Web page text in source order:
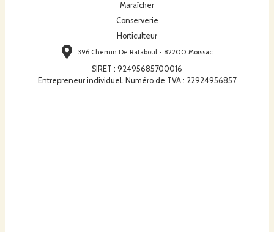
Maraîcher
Conserverie
Horticulteur
396 Chemin De Rataboul - 82200 Moissac
SIRET : 92495685700016
Entrepreneur individuel. Numéro de TVA : 22924956857